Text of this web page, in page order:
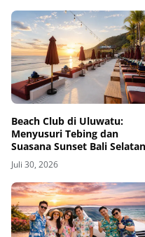
Beach Club di Uluwatu:
Menyusuri Tebing dan
Suasana Sunset Bali Selatan
Juli 30, 2026